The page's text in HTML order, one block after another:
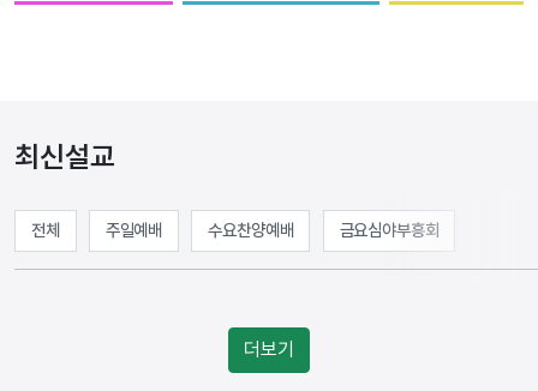
최신설교
전체 주일예배 수요찬양예배 금요심야부흥회
더보기